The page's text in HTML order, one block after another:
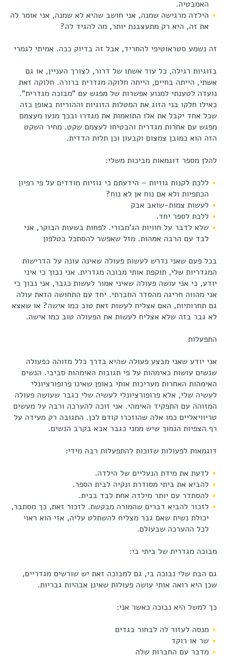
האמבטיה.
הילדה מרגישה שמנה, אני חושב שהיא לא שמנה, אני אומר לה
את זה, היא רק מתעצבנת יותר, מה להגיד לה?
זה נשמע סטראוטיפי להחריד, אבל זה בדיוק ככה. אמיתי לגמרי
בזוגיות רגילה, כל עוד אשתו של דרור, לצורך העניין, או גם
אשתי, הייתה בחיים, הייתה חלוקה מגדרית ברורה. חלוקה זאת
נועדה לטענתי למנוע אפשרות של מפגש עם "מבוכה מגדרית".
כאילו חלקו בני הזוג את המטלות הזוגיות וההוריות באופן כזה
שכל אחד יקבל את אלו התואמות את מגדרו ובכך מנעו מעצמם
מפגש עם אחרות מגדרית והבטיחו לעצמם שקט. מחיר השקט
הזה הוא כמובן צמצום וקבעון וכן תלות הדדית.
להלן מספר דוגמאות מביכות משלי:
ללכת לקנות גוזיות – הידעתם כי גוזיות מודדים על פי רפיון
הכתפיות ולא אם נוח אן לא נוח?
לעשות צמות-שואב אבק
ללכת לספר יחד.
שלא לדבר על חוויות הג'מבורי. לפחות בשעות הבוקר, אני
לבד עם הרבה אמהות. מזל שאפשר להסתכל בטלפון
בכל פעם שאני נדרש לעשות פעולה שאינה עונה על הדרישות
המגדריות שלי, תוקפת אותי מבוכה מגדרית. אני נבוך כי איני
יודע, כי אני עושה פעולה שאיני אמור לעשות כגבר, אני נבוך כי
אני מהווה חריגה מהסדר החברתי. יחד עם התחושה הזאת עולה
גם תחרותיות, האם אצליח לעשות זאת טוב כמו אישה? או שאצא
לא גבר בזה שלא אצליח לעשות את הפעולה טוב כמו אישה.
התפעלות
אני יודע שאני מבצע פעולה שהיא בדרך כלל מזוהה כפעולה
שנשים עושות כאימהות על פי תגובות האימהות סביבי. הנשים
האימהות האחרות מעריכות אותי באופן שאינו פרופורציונלי
לעשיה שלי, אלא פרופורציונלי לעשיה שלי כגבר שעושה פעולה
המזוהה עם התפקיד האימהי. אני זוכה להערכה ורבה על מעשים
טריוויאליים כמו אלה שהוזכרו קודם לכן. התגובה רק מעידה על
רף הצפיות הנמוך שיש ממני כגבר אבא בקרב הנשים.
דוגמאות לפעולות שזוכות להתפעלות רבה מידי:
לדעת את מידת הנעליים של הילדה.
להביא את ביתי מסודרת ונקיה לבית הספר.
להסתדר עם יותר מילדה אחת לבד בבית.
לזכור להביא דברים שהמורה מבקשת. לזכור זאת, כך מסתבר,
יכולת נשית שאם גבר מצליח להשתלט עליה, אזי הוא ראוי
לכל ההערכה שבעולם.
מבוכה מגדרית של ביתי בי:
גם הבת שלי נבוכה בי, גם למבוכה זאת יש שורשים מגדריים,
שכן היא רואה אותי עושה פעולות שאינן אבהיות גבריות.
כך למשל היא נבוכה כאשר אני:
מנסה לעזור לה לבחור בגדים
שר או רוקד
מדבר עם החברות שלה